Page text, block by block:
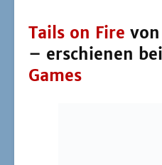
Tails on Fire
– erschienen bei
Games